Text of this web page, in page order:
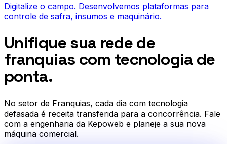
Digitalize o campo. Desenvolvemos plataformas para
controle de safra, insumos e maquinário.
Unifique sua rede de
franquias com tecnologia de
ponta.
No setor de Franquias, cada dia com tecnologia
defasada é receita transferida para a concorrência. Fale
com a engenharia da Kepoweb e planeje a sua nova
máquina comercial.